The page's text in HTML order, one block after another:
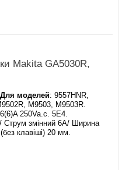
Makita GA5030R,
Для моделей: 9557HNR,
M9503, M9503R.
250Va.c. 5E4.
Струм змінний 6А/ Ширина
клавіші) 20 мм.